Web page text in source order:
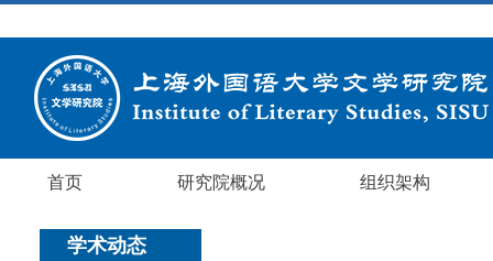
首页 研究院概况 组织架构
学术动态